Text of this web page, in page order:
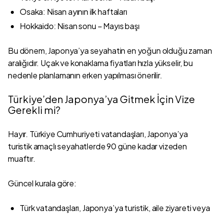
Osaka: Nisan ayının ilk haftaları
Hokkaido: Nisan sonu – Mayıs başı
Bu dönem, Japonya’ya seyahatin en yoğun olduğu zaman
aralığıdır. Uçak ve konaklama fiyatları hızla yükselir, bu
nedenle planlamanın erken yapılması önerilir.
Türkiye’den Japonya’ya Gitmek İçin Vize
Gerekli mi?
Hayır. Türkiye Cumhuriyeti vatandaşları, Japonya’ya
turistik amaçlı seyahatlerde 90 güne kadar vizeden
muaftır.
Güncel kurala göre:
Türk vatandaşları, Japonya’ya turistik, aile ziyareti veya